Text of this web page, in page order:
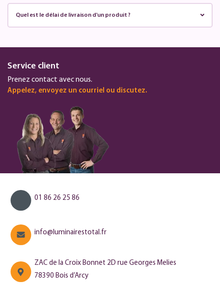
Quel est le délai de livraison d'un produit ?
Service client
Prenez contact avec nous.
Appelez, envoyez un courriel ou discutez.
01 86 26 25 86
info@luminairestotal.fr
ZAC de la Croix Bonnet 2D rue Georges Melies
78390 Bois d’Arcy